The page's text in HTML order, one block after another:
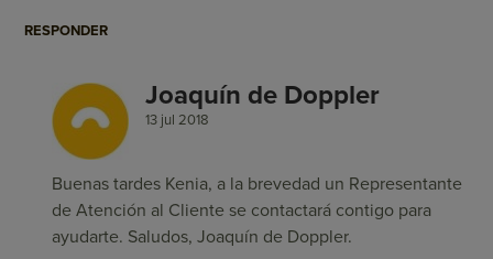
RESPONDER
Joaquín de Doppler
13 jul 2018
Buenas tardes Kenia, a la brevedad un Representante
de Atención al Cliente se contactará contigo para
ayudarte. Saludos, Joaquín de Doppler.